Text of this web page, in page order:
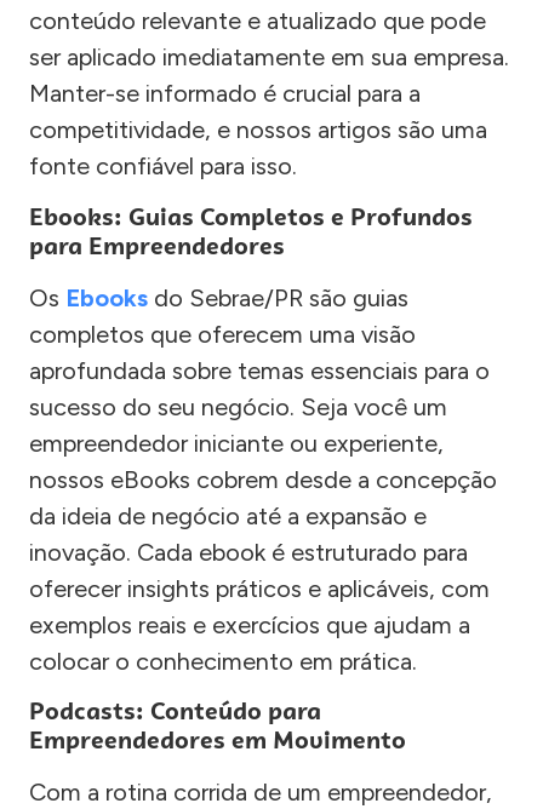
conteúdo relevante e atualizado que pode
ser aplicado imediatamente em sua empresa.
Manter-se informado é crucial para a
competitividade, e nossos artigos são uma
fonte confiável para isso.
Ebooks: Guias Completos e Profundos
para Empreendedores
Os Ebooks do Sebrae/PR são guias
completos que oferecem uma visão
aprofundada sobre temas essenciais para o
sucesso do seu negócio. Seja você um
empreendedor iniciante ou experiente,
nossos eBooks cobrem desde a concepção
da ideia de negócio até a expansão e
inovação. Cada ebook é estruturado para
oferecer insights práticos e aplicáveis, com
exemplos reais e exercícios que ajudam a
colocar o conhecimento em prática.
Podcasts: Conteúdo para
Empreendedores em Movimento
Com a rotina corrida de um empreendedor,